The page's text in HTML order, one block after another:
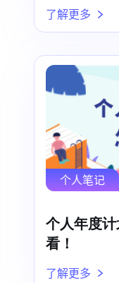
了解更多
个人笔记
个人年度
看！
了解更多